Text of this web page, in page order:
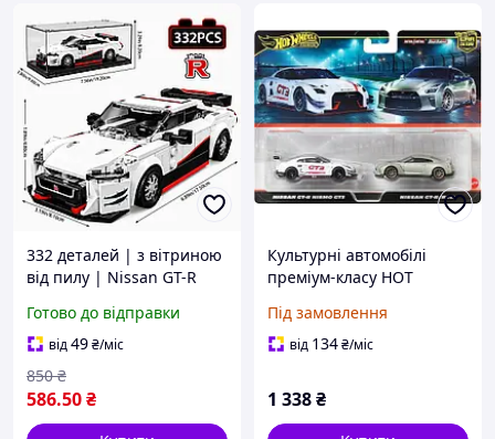
332 деталей | з вітриною
від пилу | Nissan GT-R
LEGO Speed | спорткар
автомобіль | Лего
Готово до відправки
від49₴/міс
586.50₴
850 ₴
Культурні автомобілі
преміум-класу HOT
моделей Nissan GT-R
NISMO GT3/Nissan GT-R
Під замовлення
від 134₴/міс
1 338₴